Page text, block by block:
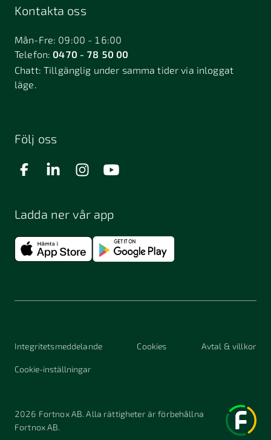
Kontakta oss
Mån-Fre: 09:00 - 16:00
Telefon:0470 - 78 50 00
Chatt:Tillgänglig under samma tider via inloggat
läge.
Följ oss
Ladda ner vår app
Integritetsmeddelande Cookies Avtal & villkor
Cookie-inställningar
2026 Fortnox AB. Alla rättigheter är förbehållna
Fortnox AB.